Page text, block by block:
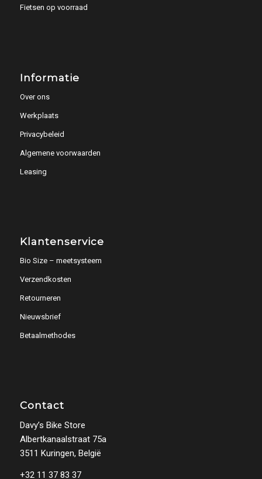
Fietsen op voorraad
Informatie
Over ons
Werkplaats
Privacybeleid
Algemene voorwaarden
Leasing
Klantenservice
Bio Size – meetsysteem
Verzendkosten
Retourneren
Nieuwsbrief
Betaalmethodes
Contact
Davy’s Bike Store
Albertkanaalstraat 75a
3511 Kuringen, België
+32 11 37 83 37